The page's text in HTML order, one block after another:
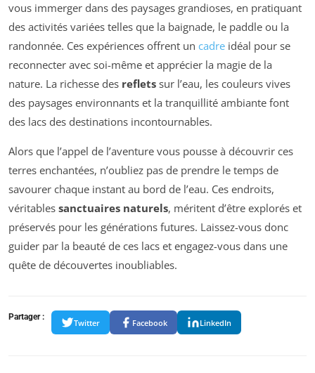
vous immerger dans des paysages grandioses, en pratiquant
des activités variées telles que la baignade, le paddle ou la
randonnée. Ces expériences offrent un cadre idéal pour se
reconnecter avec soi-même et apprécier la magie de la
nature. La richesse des reflets sur l’eau, les couleurs vives
des paysages environnants et la tranquillité ambiante font
des lacs des destinations incontournables.
Alors que l’appel de l’aventure vous pousse à découvrir ces
terres enchantées, n’oubliez pas de prendre le temps de
savourer chaque instant au bord de l’eau. Ces endroits,
véritables sanctuaires naturels, méritent d’être explorés et
préservés pour les générations futures. Laissez-vous donc
guider par la beauté de ces lacs et engagez-vous dans une
quête de découvertes inoubliables.
Partager :
Twitter Facebook LinkedIn